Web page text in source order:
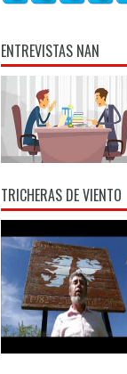
ENTREVISTAS NAN
TRICHERAS DE VIENTO